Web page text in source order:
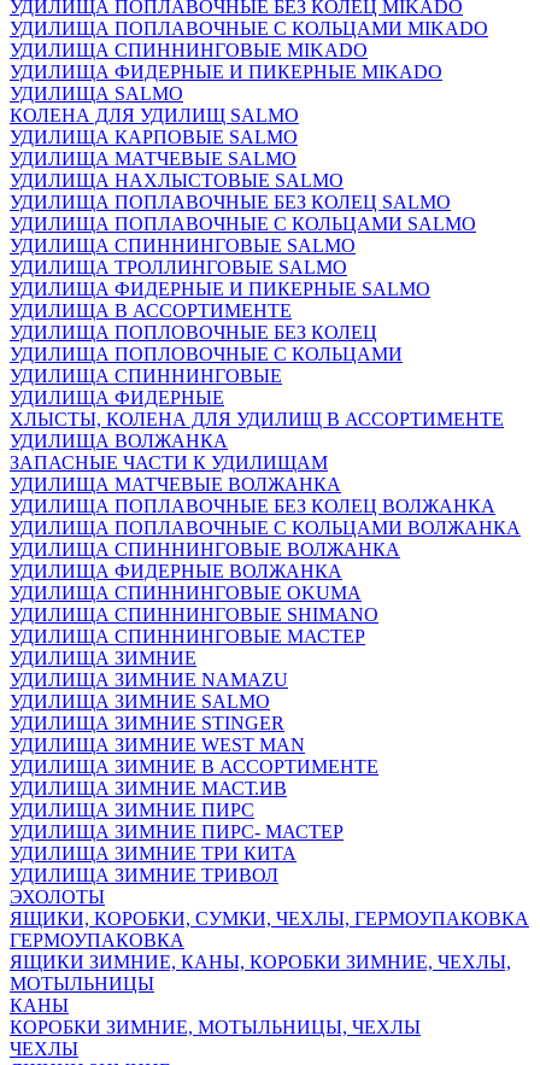
УДИЛИЩА ПОПЛАВОЧНЫЕ БЕЗ КОЛЕЦ MIKADO
УДИЛИЩА ПОПЛАВОЧНЫЕ С КОЛЬЦАМИ MIKADO
УДИЛИЩА СПИННИНГОВЫЕ MIKADO
УДИЛИЩА ФИДЕРНЫЕ И ПИКЕРНЫЕ MIKADO
УДИЛИЩА SALMO
КОЛЕНА ДЛЯ УДИЛИЩ SALMO
УДИЛИЩА КАРПОВЫЕ SALMO
УДИЛИЩА МАТЧЕВЫЕ SALMO
УДИЛИЩА НАХЛЫСТОВЫЕ SALMO
УДИЛИЩА ПОПЛАВОЧНЫЕ БЕЗ КОЛЕЦ SALMO
УДИЛИЩА ПОПЛАВОЧНЫЕ С КОЛЬЦАМИ SALMO
УДИЛИЩА СПИННИНГОВЫЕ SALMO
УДИЛИЩА ТРОЛЛИНГОВЫЕ SALMO
УДИЛИЩА ФИДЕРНЫЕ И ПИКЕРНЫЕ SALMO
УДИЛИЩА В АССОРТИМЕНТЕ
УДИЛИЩА ПОПЛОВОЧНЫЕ БЕЗ КОЛЕЦ
УДИЛИЩА ПОПЛОВОЧНЫЕ С КОЛЬЦАМИ
УДИЛИЩА СПИННИНГОВЫЕ
УДИЛИЩА ФИДЕРНЫЕ
ХЛЫСТЫ, КОЛЕНА ДЛЯ УДИЛИЩ В АССОРТИМЕНТЕ
УДИЛИЩА ВОЛЖАНКА
ЗАПАСНЫЕ ЧАСТИ К УДИЛИЩАМ
УДИЛИЩА МАТЧЕВЫЕ ВОЛЖАНКА
УДИЛИЩА ПОПЛАВОЧНЫЕ БЕЗ КОЛЕЦ ВОЛЖАНКА
УДИЛИЩА ПОПЛАВОЧНЫЕ С КОЛЬЦАМИ ВОЛЖАНКА
УДИЛИЩА СПИННИНГОВЫЕ ВОЛЖАНКА
УДИЛИЩА ФИДЕРНЫЕ ВОЛЖАНКА
УДИЛИЩА СПИННИНГОВЫЕ OKUMA
УДИЛИЩА СПИННИНГОВЫЕ SHIMANO
УДИЛИЩА СПИННИНГОВЫЕ МАСТЕР
УДИЛИЩА ЗИМНИЕ
УДИЛИЩА ЗИМНИЕ NAMAZU
УДИЛИЩА ЗИМНИЕ SALMO
УДИЛИЩА ЗИМНИЕ STINGER
УДИЛИЩА ЗИМНИЕ WEST MAN
УДИЛИЩА ЗИМНИЕ В АССОРТИМЕНТЕ
УДИЛИЩА ЗИМНИЕ МАСТ.ИВ
УДИЛИЩА ЗИМНИЕ ПИРС
УДИЛИЩА ЗИМНИЕ ПИРС- МАСТЕР
УДИЛИЩА ЗИМНИЕ ТРИ КИТА
УДИЛИЩА ЗИМНИЕ ТРИВОЛ
ЭХОЛОТЫ
ЯЩИКИ, КОРОБКИ, СУМКИ, ЧЕХЛЫ, ГЕРМОУПАКОВКА
ГЕРМОУПАКОВКА
ЯЩИКИ ЗИМНИЕ, КАНЫ, КОРОБКИ ЗИМНИЕ, ЧЕХЛЫ,
МОТЫЛЬНИЦЫ
КАНЫ
КОРОБКИ ЗИМНИЕ, МОТЫЛЬНИЦЫ, ЧЕХЛЫ
ЧЕХЛЫ